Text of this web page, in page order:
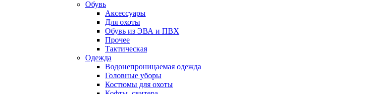
Обувь
Аксессуары
Для охоты
Обувь из ЭВА и ПВХ
Прочее
Тактическая
Одежда
Водонепроницаемая одежда
Головные уборы
Костюмы для охоты